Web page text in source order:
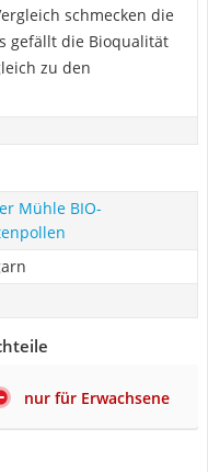
schmecken die
gefällt die Bioqualität
zu den
Mühle BIO-
nur für Erwachsene